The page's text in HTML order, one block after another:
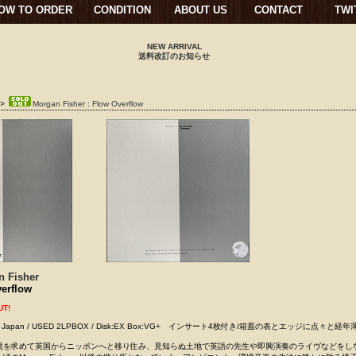
TO ORDER CONDITION ABOUT US CONTACT
NEW ARRIVAL
送料改訂のお知らせ
Morgan Fisher : Flow Overflow
Fisher
/ USED 2LPBOX / Disk:EX Box:VG+ インサート4枚付き/箱蓋の表とエッジに点々と経年
を求めて英国からニッポンへと移り住み、見知らぬ土地で英語の先生や即興演奏のライヴなどをし